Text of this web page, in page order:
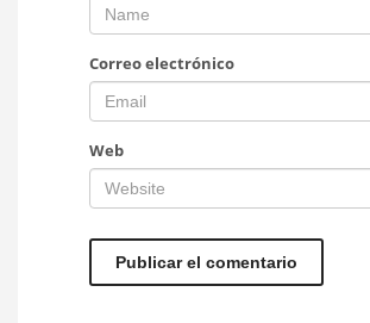
Correo electrónico
Web